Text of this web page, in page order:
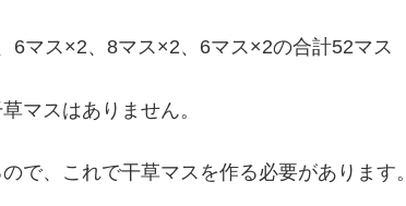
6マス×2、8マス×2、6マス×2の合計52マス
マスはありません。
で、これで干草マスを作る必要があります。